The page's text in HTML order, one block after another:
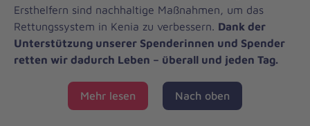
Ersthelfern sind nachhaltige Maßnahmen, um das
Rettungssystem in Kenia zu verbessern. Dank der
Unterstützung unserer Spenderinnen und Spender
retten wir dadurch Leben – überall und jeden Tag.
Mehr lesen Nach oben